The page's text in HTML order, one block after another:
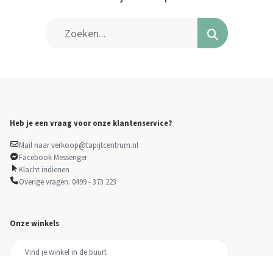
Heb je een vraag voor onze klantenservice?
Mail naar verkoop@tapijtcentrum.nl
Facebook Messenger
Klacht indienen
Overige vragen: 0499 - 373 223
Onze winkels